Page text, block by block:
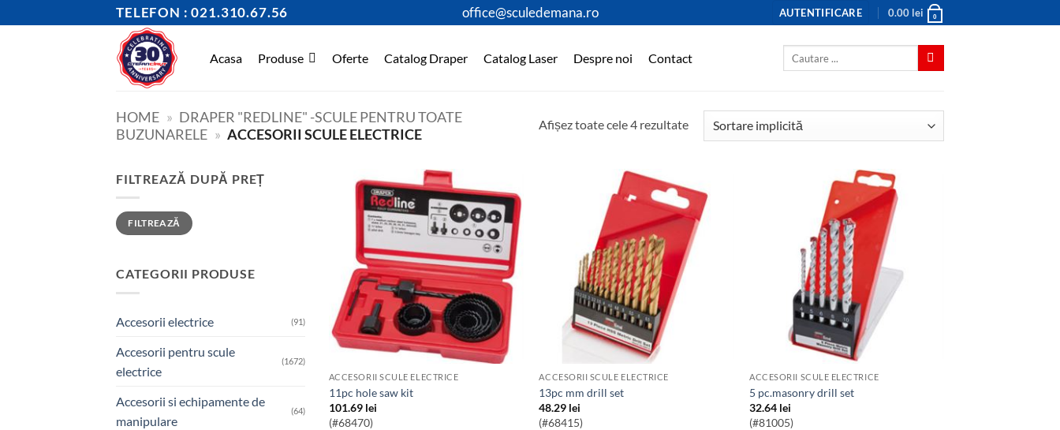
to
TELEFON : 021.310.67.56 office@sculedemana.ro AUTENTIFICARE 0.00 lei 0
Acasa Produse Oferte Catalog Draper Catalog Laser Despre noi Contact
HOME » DRAPER "REDLINE" -SCULE PENTRU TOATE
BUZUNARELE » ACCESORII SCULE ELECTRICE
Afișez toate cele 4 rezultate
FILTREAZĂ DUPĂ PREȚ
Preț
minim
Preț
maxim
FILTREAZĂ
CATEGORII PRODUSE
Accesorii electrice (91)
Accesorii pentru scule
electrice
(1672)
Accesorii si echipamente de
manipulare
(64)
ACCESORII SCULE ELECTRICE
11pc hole saw kit
101.69 lei
(#68470)
ACCESORII SCULE ELECTRICE
13pc mm drill set
48.29 lei
(#68415)
ACCESORII SCULE ELECTRICE
5 pc.masonry drill set
32.64 lei
(#81005)